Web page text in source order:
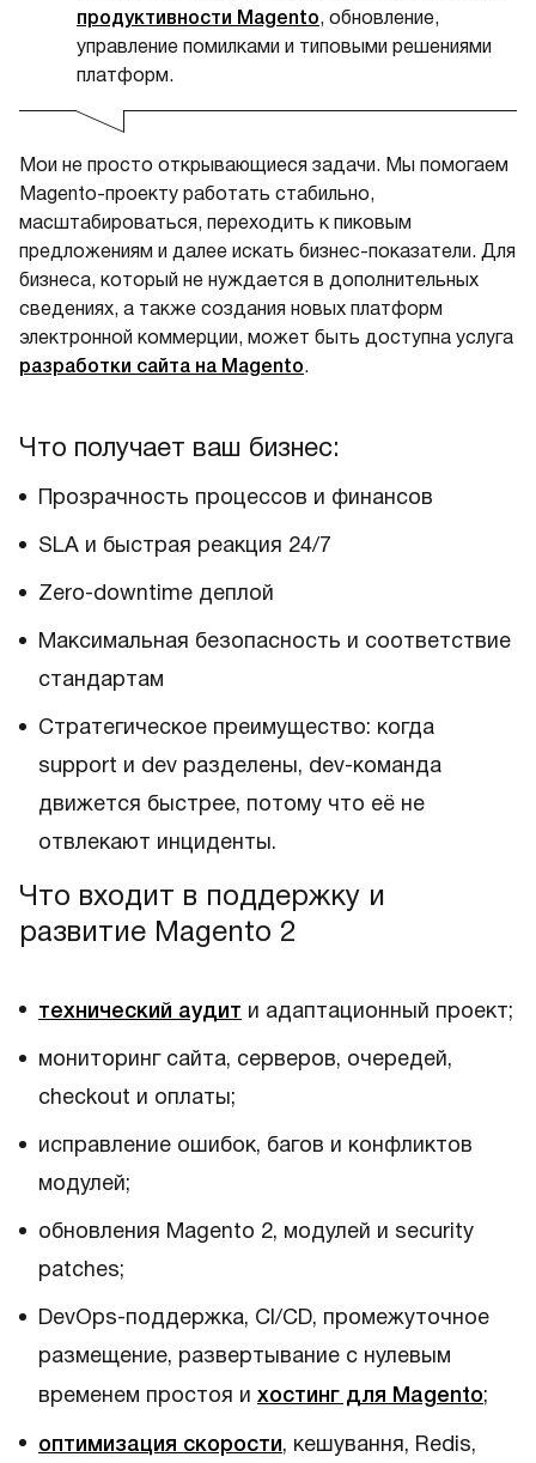
продуктивности Magento, обновление,
управление помилками и типовыми решениями
платформ.
Мои не просто открывающиеся задачи. Мы помогаем
Magento-проекту работать стабильно,
масштабироваться, переходить к пиковым
предложениям и далее искать бизнес-показатели. Для
бизнеса, который не нуждается в дополнительных
сведениях, а также создания новых платформ
электронной коммерции, может быть доступна услуга
разработки сайта на Magento.
Что получает ваш бизнес:
Прозрачность процессов и финансов
SLA и быстрая реакция 24/7
Zero-downtime деплой
Максимальная безопасность и соответствие
стандартам
Стратегическое преимущество: когда
support и dev разделены, dev-команда
движется быстрее, потому что её не
отвлекают инциденты.
Что входит в поддержку и
развитие Magento 2
технический аудит и адаптационный проект;
мониторинг сайта, серверов, очередей,
checkout и оплаты;
исправление ошибок, багов и конфликтов
модулей;
обновления Magento 2, модулей и security
patches;
DevOps-поддержка, CI/CD, промежуточное
размещение, развертывание с нулевым
временем простоя и хостинг для Magento;
оптимизация скорости, кешування, Redis,